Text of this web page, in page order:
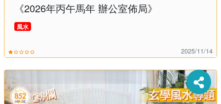
《2026年丙午馬年 辦公室佈局》
風水
2025/11/14